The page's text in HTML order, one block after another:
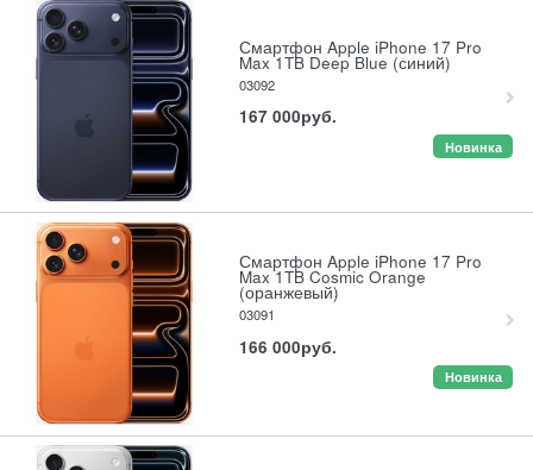
Смартфон Apple iPhone 17 Pro
Max 1TB Deep Blue (синий)
03092
167 000руб.
Новинка
Смартфон Apple iPhone 17 Pro
Max 1TB Cosmic Orange
(оранжевый)
03091
166 000руб.
Новинка